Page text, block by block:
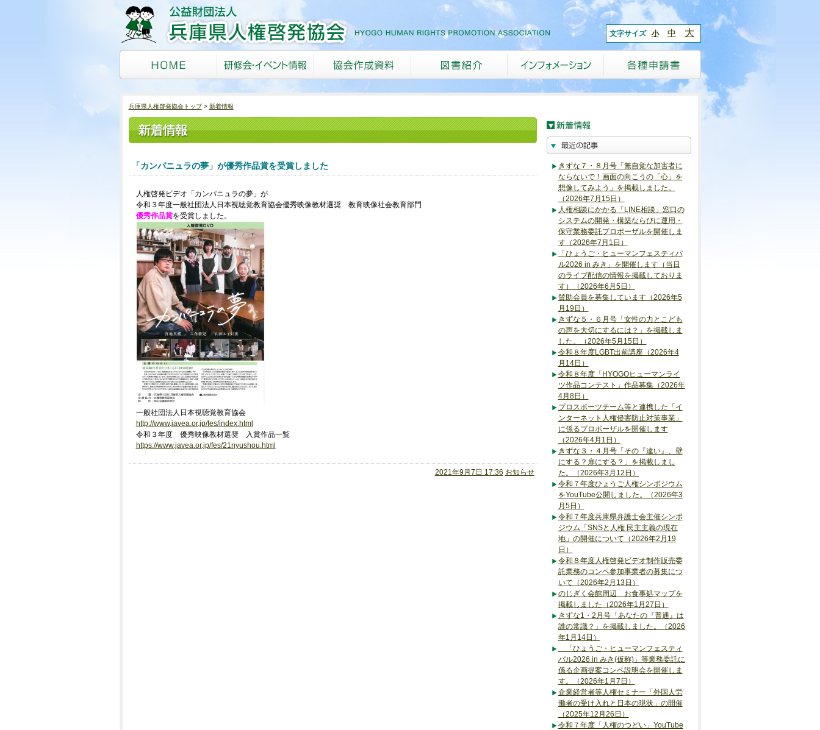
文字サイズ 小 中 大
兵庫県人権啓発協会トップ 新着情報
「カンパニュラの夢」が優秀作品賞を受賞しました
人権啓発ビデオ「カンパニュラの夢」が
令和３年度一般社団法人日本視聴覚教育協会優秀映像教材選奨 教育映像社会教育部門
優秀作品賞を受賞しました。
一般社団法人日本視聴覚教育協会
http://www.javea.or.jp/fes/index.html
令和３年度 優秀映像教材選奨 入賞作品一覧
https://www.javea.or.jp/fes/21nyushou.html
2021年9月7日 17:36 お知らせ
きずな７・８月号「無自覚な加害者に
ならないで！画面の向こうの「心」を
想像してみよう」を掲載しました。
（2026年7月15日）
人権相談にかかる「LINE相談」窓口の
システムの開発・構築ならびに運用・
保守業務委託プロポーザルを開催しま
す（2026年7月1日）
「ひょうご・ヒューマンフェスティバ
ル2026 in みき」を開催します（当日
のライブ配信の情報を掲載しておりま
す）（2026年6月5日）
賛助会員を募集しています（2026年5
月19日）
きずな５・６月号「女性の力とこども
の声を大切にするには？」を掲載しま
した。（2026年5月15日）
令和８年度LGBT出前講座（2026年4
月14日）
令和８年度「HYOGOヒューマンライ
ツ作品コンテスト」作品募集（2026年
4月8日）
プロスポーツチーム等と連携した「イ
ンターネット人権侵害防止対策事業」
に係るプロポーザルを開催します
（2026年4月1日）
きずな３・４月号「その『違い』、壁
にする？扉にする？」を掲載しまし
た。（2026年3月12日）
令和７年度ひょうご人権シンポジウム
をYouTube公開しました。（2026年3
月5日）
令和７年度兵庫県弁護士会主催シンポ
ジウム「SNSと人権 民主主義の現在
地」の開催について（2026年2月19
日）
令和８年度人権啓発ビデオ制作販売委
託業務のコンペ参加事業者の募集につ
いて（2026年2月13日）
のじぎく会館周辺 お食事処マップを
掲載しました（2026年1月27日）
きずな1・2月号「あなたの『普通』は
誰の常識？」を掲載しました。（2026
年1月14日）
「ひょうご・ヒューマンフェスティ
バル2026 in みき(仮称)」等業務委託に
係る企画提案コンペ説明会を開催しま
す。（2026年1月7日）
企業経営者等人権セミナー「外国人労
働者の受け入れと日本の現状」の開催
（2025年12月26日）
令和７年度「人権のつどい」YouTube